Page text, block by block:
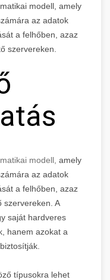
modell, amely
az adatok
a felhőben, azaz
szervereken.
modell, amely
az adatok
a felhőben, azaz
szervereken. A
saját hardveres
hanem azokat a
típusokra lehet